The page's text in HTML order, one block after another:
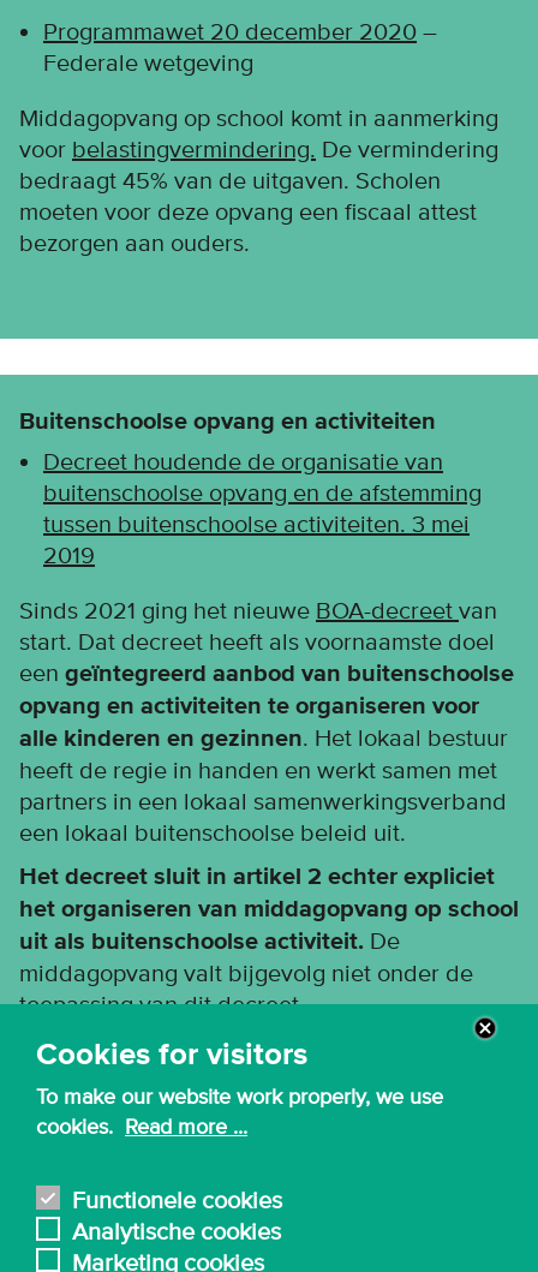
Cookies for visitors
To make our website work properly, we use
cookies. Read more ...
Functionele cookies
Analytische cookies
Marketing cookies
Programmawet 20 december 2020 –
Federale wetgeving
Middagopvang op school komt in aanmerking
voor belastingvermindering. De vermindering
bedraagt 45% van de uitgaven. Scholen
moeten voor deze opvang een fiscaal attest
bezorgen aan ouders.
Buitenschoolse opvang en activiteiten
Decreet houdende de organisatie van
buitenschoolse opvang en de afstemming
tussen buitenschoolse activiteiten. 3 mei
2019
Sinds 2021 ging het nieuwe BOA-decreet van
start. Dat decreet heeft als voornaamste doel
een geïntegreerd aanbod van buitenschoolse
opvang en activiteiten te organiseren voor
alle kinderen en gezinnen. Het lokaal bestuur
heeft de regie in handen en werkt samen met
partners in een lokaal samenwerkingsverband
een lokaal buitenschoolse beleid uit.
Het decreet sluit in artikel 2 echter expliciet
het organiseren van middagopvang op school
uit als buitenschoolse activiteit. De
middagopvang valt bijgevolg niet onder de
toepassing van dit decreet.